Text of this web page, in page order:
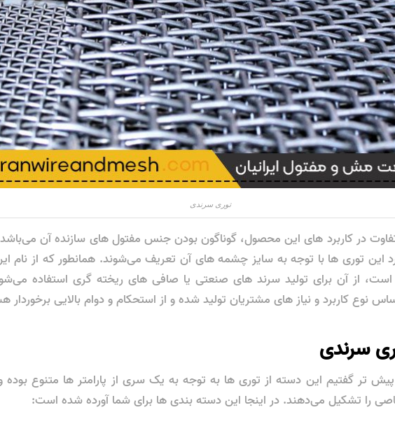
توری سرندی
در کاربرد های این محصول، گوناگون بودن جنس مفتول های سازنده آن
این توری ها با توجه به سایز چشمه های آن تعریف می‌شوند. همانطور که از نام
از آن برای تولید سرند های صنعتی یا صافی های ریخته گری استفاده
نوع کاربرد و نیاز های مشتریان تولید شده و از استحکام و دوام بالایی برخوردار
سرندی
تر گفتیم این دسته از توری ها به توجه به یک سری از پارامتر ها متنوع
را تشکیل می‌دهند. در اینجا این دسته بندی ها برای شما آورده شده است: